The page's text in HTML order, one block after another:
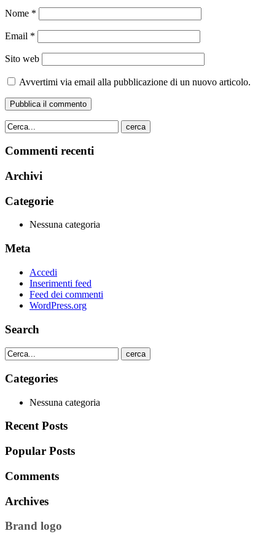
Nome *
Email *
Sito web
Avvertimi via email alla pubblicazione di un nuovo articolo.
cerca
Commenti recenti
Archivi
Categorie
Nessuna categoria
Meta
Accedi
Inserimenti feed
Feed dei commenti
WordPress.org
Search
cerca
Categories
Nessuna categoria
Recent Posts
Popular Posts
Comments
Archives
Brand logo